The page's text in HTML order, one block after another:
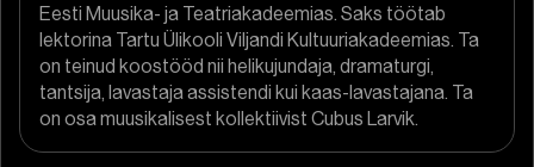
Eesti Muusika- ja Teatriakadeemias. Saks töötab
lektorina Tartu Ülikooli Viljandi Kultuuriakadeemias. Ta
on teinud koostööd nii helikujundaja, dramaturgi,
tantsija, lavastaja assistendi kui kaas-lavastajana. Ta
on osa muusikalisest kollektiivist Cubus Larvik.